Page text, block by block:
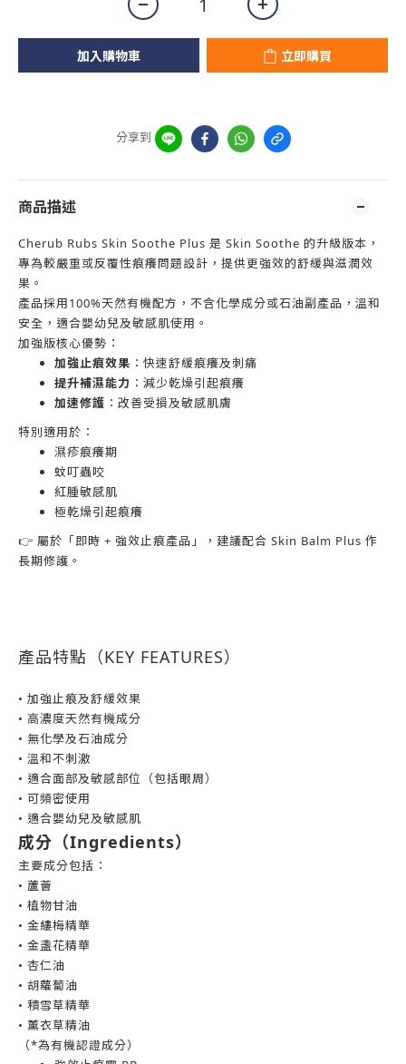
加入購物車 立即購買
分享到
商品描述
Cherub Rubs Skin Soothe Plus 是 Skin Soothe 的升級版本，
專為較嚴重或反覆性痕癢問題設計，提供更強效的舒緩與滋潤效
果。
產品採用100%天然有機配方，不含化學成分或石油副產品，溫和
安全，適合嬰幼兒及敏感肌使用。
加強版核心優勢：
加強止痕效果 ：快速舒緩痕癢及刺痛
提升補濕能力 ：減少乾燥引起痕癢
加速修護 ：改善受損及敏感肌膚
特別適用於：
濕疹痕癢期
蚊叮蟲咬
紅腫敏感肌
極乾燥引起痕癢
👉 屬於「即時 + 強效止痕產品」，建議配合 Skin Balm Plus 作
長期修護。
產品特點（KEY FEATURES）
• 加強止痕及舒緩效果
• 高濃度天然有機成分
• 無化學及石油成分
• 溫和不刺激
• 適合面部及敏感部位（包括眼周）
• 可頻密使用
• 適合嬰幼兒及敏感肌
成分（Ingredients）
主要成分包括：
• 蘆薈
• 植物甘油
• 金縷梅精華
• 金盞花精華
• 杏仁油
• 胡蘿蔔油
• 積雪草精華
• 薰衣草精油
（*為有機認證成分）